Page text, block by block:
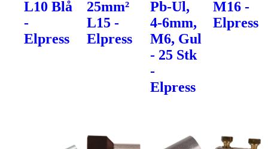
L10 Blå
-
Elpress
25mm²
L15 -
Elpress
Pb-Ul,
4-6mm,
M6, Gul
- 25 Stk
-
Elpress
M16 -
Elpress